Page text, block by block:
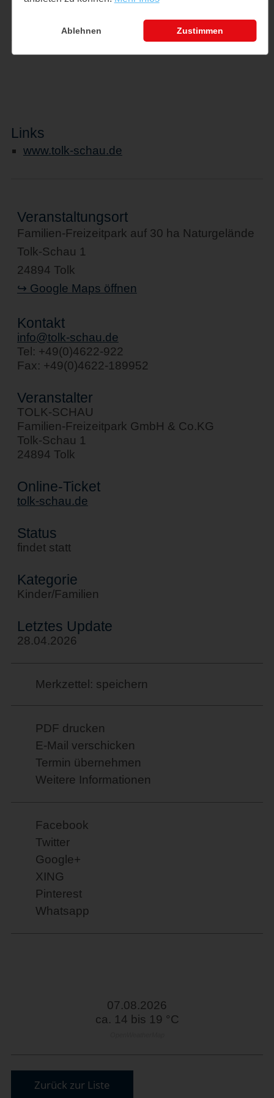
Schleswig-Holstein) = 22,-€
Gruppen ab 25 Personen - mit
Voranmeldung. Preis auf Anfrage
Links
www.tolk-schau.de
Veranstaltungsort
Familien-Freizeitpark auf 30 ha Naturgelände
Tolk-Schau 1
24894 Tolk
↪ Google Maps öffnen
Kontakt
info@tolk-schau.de
Tel: +49(0)4622-922
Fax: +49(0)4622-189952
Veranstalter
TOLK-SCHAU
Familien-Freizeitpark GmbH & Co.KG
Tolk-Schau 1
24894 Tolk
Online-Ticket
tolk-schau.de
Status
findet statt
Kategorie
Kinder/Familien
Letztes Update
28.04.2026
Merkzettel: speichern
PDF drucken
E-Mail verschicken
Termin übernehmen
Weitere Informationen
Facebook
Twitter
Google+
XING
Pinterest
Whatsapp
07.08.2026
ca. 14 bis 19 °C
Zurück zur Liste
Ablehnen Zustimmen